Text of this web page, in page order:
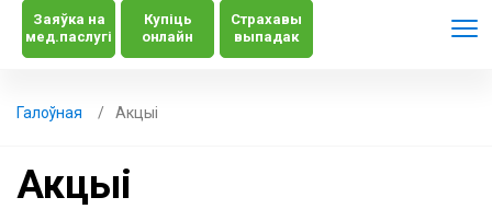
Заяўка на
мед.паслугі
Купіць
онлайн
Страхавы
выпадак
Галоўная Акцыі
Акцыі